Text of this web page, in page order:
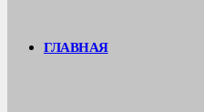
ГЛАВНАЯ